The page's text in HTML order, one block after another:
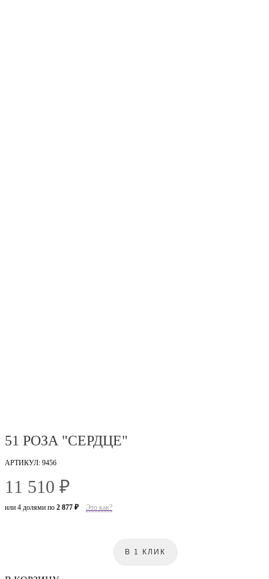
51 РОЗА "СЕРДЦЕ"
АРТИКУЛ: 9456
11 510 ₽
или 4 долями по 2 877 ₽ Это как?
В 1 КЛИК